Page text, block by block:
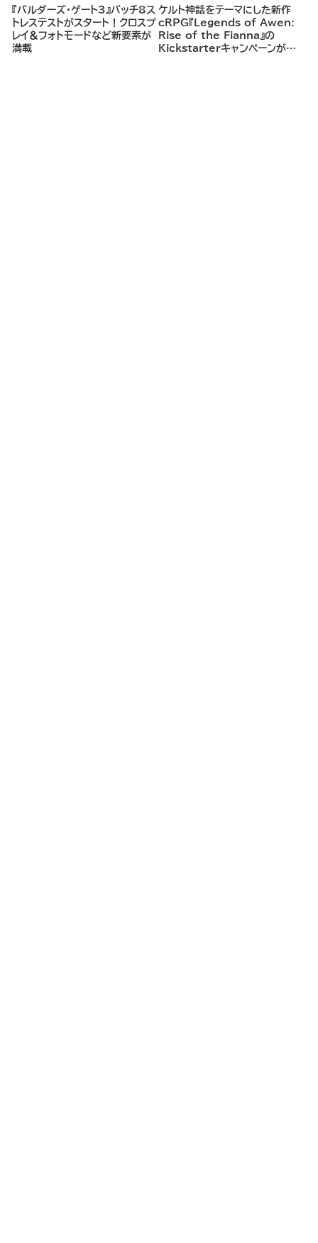
『バルダーズ・ゲート3』パッチ8ス
トレステストがスタート！クロスプ
レイ＆フォトモードなど新要素が
満載
ケルト神話をテーマにした新作
cRPG『Legends of Awen:
Rise of the Fianna』の
Kickstarterキャンペーンがま